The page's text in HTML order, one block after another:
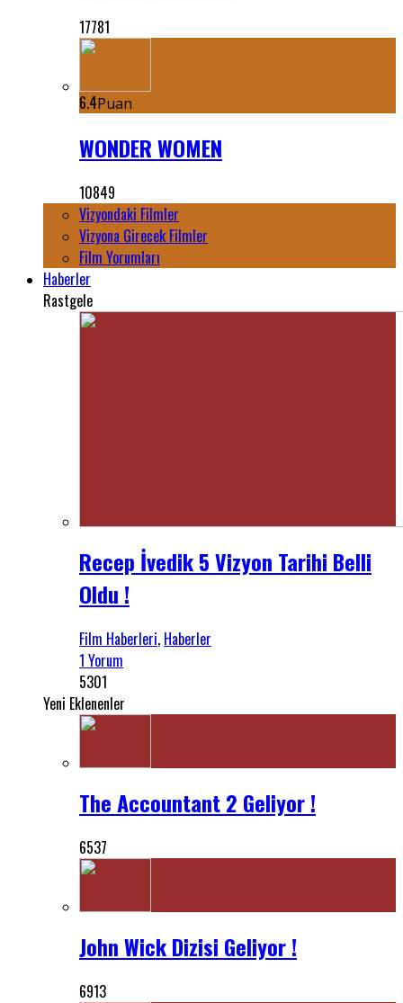
17781
6.4Puan
WONDER WOMEN
10849
Vizyondaki Filmler
Vizyona Girecek Filmler
Film Yorumları
Haberler
Rastgele
Recep İvedik 5 Vizyon Tarihi Belli
Oldu !
Film Haberleri, Haberler
1 Yorum
5301
Yeni Eklenenler
The Accountant 2 Geliyor !
6537
John Wick Dizisi Geliyor !
6913